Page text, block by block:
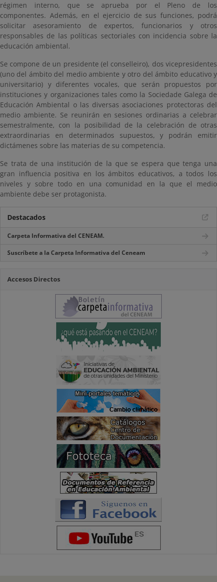
régimen interno, que se aprueba por el Pleno de los
componentes. Además, en el ejercicio de sus funciones, podrá
solicitar asesoramiento de expertos, funcionarios y otros
responsables de las políticas sectoriales con incidencia sobre la
educación ambiental.
Se compone de un presidente (el conselleiro), dos vicepresidentes
(uno del ámbito del medio ambiente y otro del ámbito educativo y
universitario) y diferentes vocales, que serán propuestos por
instituciones y organizaciones tales como la Sociedade Galega de
Educación Ambiental o las diversas asociaciones protectoras del
medio ambiente. Se reunirán en sesiones ordinarias a celebrar
semestralmente, con la posibilidad de la celebración de otras
extraordinarias en determinados supuestos, y podrán emitir
dictámenes sobre las materias de su competencia.
Se trata de una institución de la que se espera que tenga una
gran influencia positiva en los ámbitos educativos, a todos los
niveles y sobre todo en una comunidad en la que el medio
ambiente debe ser protagonista.
Destacados
Carpeta Informativa del CENEAM.
Suscríbete a la Carpeta Informativa del Ceneam
Accesos Directos